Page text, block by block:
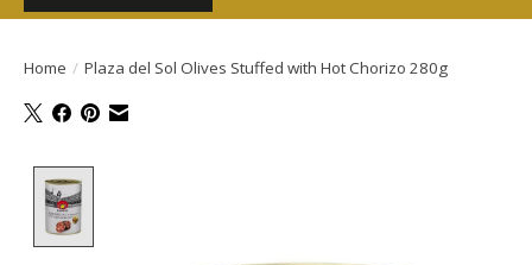
Home / Plaza del Sol Olives Stuffed with Hot Chorizo 280g